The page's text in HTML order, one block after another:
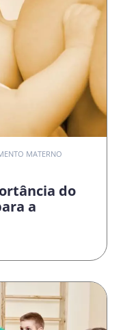
MATERNO
do
a